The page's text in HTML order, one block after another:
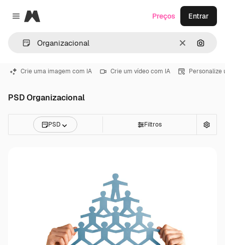
Close menu
Magnific
Limpar
Preços Entrar
Crie uma imagem com IA Crie um vídeo com IA Personalize
PSD Organizacional
PSD Filtros